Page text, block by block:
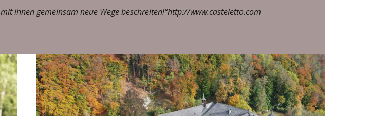
ihnen gemeinsam neue Wege beschreiten!“http://www.casteletto.com